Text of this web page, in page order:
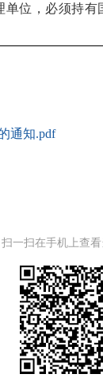
单位，必须持有
通知.pdf
扫一扫在手机上查